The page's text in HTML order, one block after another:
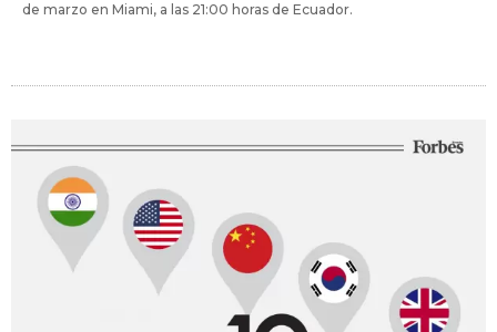
de marzo en Miami, a las 21:00 horas de Ecuador.